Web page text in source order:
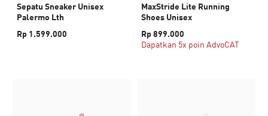
Sepatu Sneaker Unisex
Palermo Lth
Rp 1.599.000
MaxStride Lite Running
Shoes Unisex
Rp 899.000
Dapatkan 5x poin AdvoCAT